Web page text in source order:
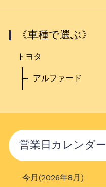
《車種で選ぶ》
トヨタ
アルファード
営業日カレンダー
今月(2026年8月)